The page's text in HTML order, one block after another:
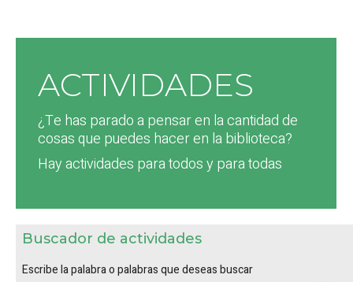
ACTIVIDADES
¿Te has parado a pensar en la cantidad de
cosas que puedes hacer en la biblioteca?
Hay actividades para todos y para todas
Buscador de actividades
Escribe la palabra o palabras que deseas buscar